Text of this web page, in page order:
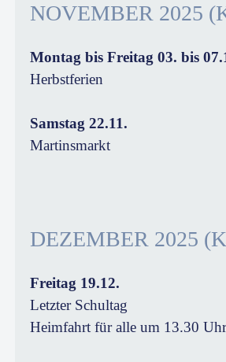
NOVEMBER 2025
Montag bis Freitag 03. bis
Herbstferien
Samstag 22.11.
Martinsmarkt
DEZEMBER 2025
Freitag 19.12.
Letzter Schultag
Heimfahrt für alle um 13.30 Uhr